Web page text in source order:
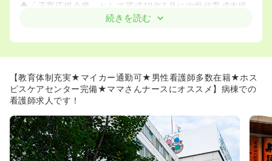
◆「子育応援企業」として平成19年5月に次世代育成支援
認定マークを取得しています。
勤のない場所での勤務、短時間正規雇用などの相談も受け
者も多く、状況に応じた働き方の理解が得られやすい環境
が整っています。
◆看護師全員にスマートフォン端末を支給しており、
Teamsを使って伝達事項を共有をしております。
これにより、出勤前の早出確認も不要となり、スムーズな
業務開始が可能となっております！
続きを読む
【教育体制充実★マイカー通勤可★男性看護師多数在籍★ホス
ピスケアセンター完備★ママさんナースにオススメ】病棟での
看護師求人です！